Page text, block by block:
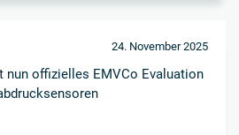
24. November 2025
nun offizielles EMVCo Evaluation